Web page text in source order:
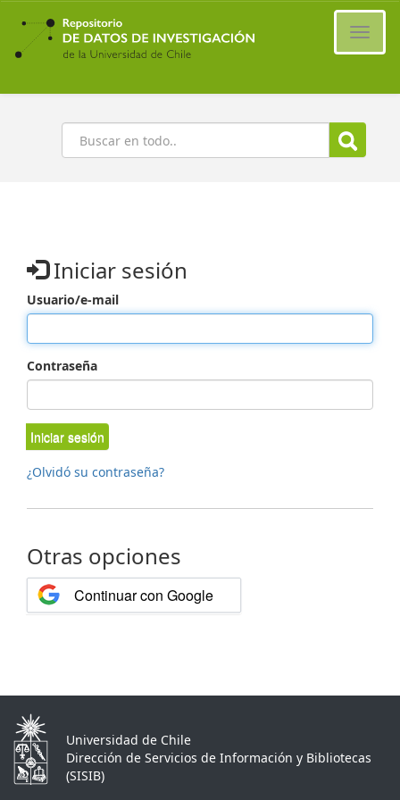
Ir
contenido
principal
Buscar
Iniciar sesión
Usuario/e-mail
Contraseña
Iniciar sesión
¿Olvidó su contraseña?
Otras opciones
Continuar con Google
Universidad de Chile
Dirección de Servicios de Información y Bibliotecas
(SISIB)